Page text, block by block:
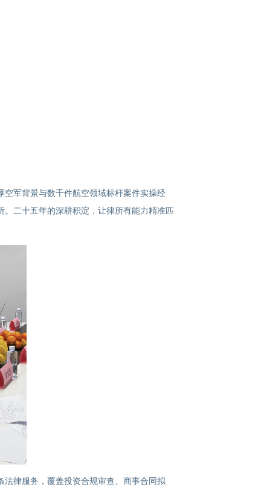
军背景与数千件航空领域标杆案件实操经
二十五年的深耕积淀，让律所有能力精准匹
律服务，覆盖投资合规审查、商事合同拟